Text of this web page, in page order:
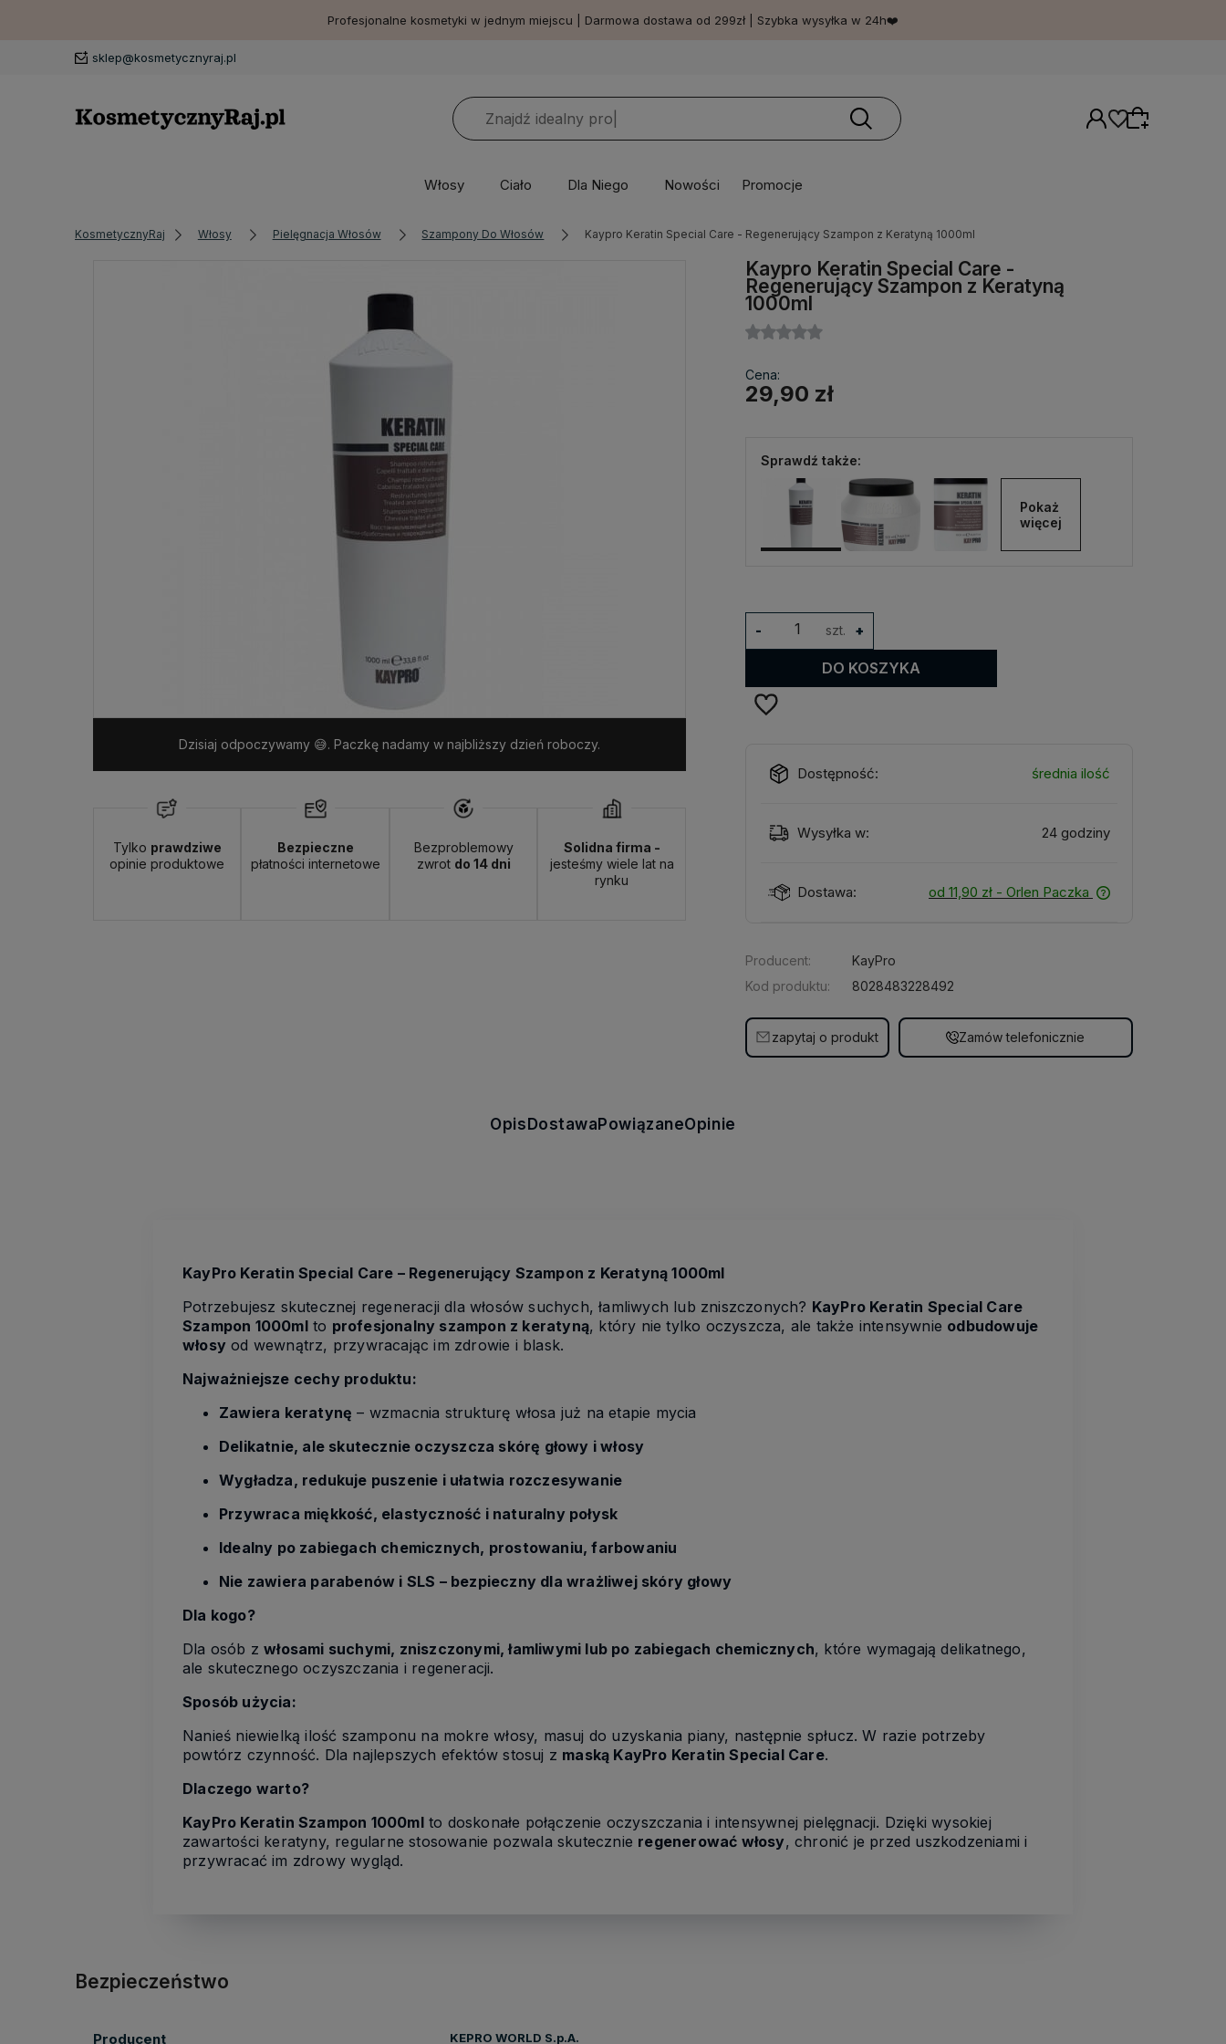
Profesjonalne kosmetyki w jednym miejscu | Darmowa dostawa od 299zł | Szybka wysyłka w 24h❤️
sklep@kosmetycznyraj.pl
Wybierz coś dla siebie z naszej aktualnej
oferty lub zaloguj się, aby przywrócić dodane
produkty do listy z poprzedniej sesji.
Włosy Ciało Dla Niego Nowości Promocje
KosmetycznyRaj Włosy Pielęgnacja Włosów Szampony Do Włosów Kaypro Keratin Special Care - Regenerujący Szampon z Keratyną 1000ml
Dzisiaj odpoczywamy 😅. Paczkę nadamy w najbliższy dzień roboczy.
Tylko prawdziwe
opinie produktowe
Bezpieczne
płatności internetowe
Bezproblemowy
zwrot do 14 dni
Solidna firma -
jesteśmy wiele lat na
rynku
Kaypro Keratin Special Care -
Regenerujący Szampon z Keratyną
1000ml
Cena:
29,90 zł
Sprawdź także:
Pokaż
więcej
szt. +
-
DO KOSZYKA
Dostępność: średnia ilość
Wysyłka w: 24 godziny
Dostawa: od 11,90 zł - Orlen Paczka
Producent:
KayPro
Kod produktu:
8028483228492
zapytaj o produkt Zamów telefonicznie
OpisDostawaPowiązaneOpinie
KayPro Keratin Special Care – Regenerujący Szampon z Keratyną 1000ml
Potrzebujesz skutecznej regeneracji dla włosów suchych, łamliwych lub zniszczonych? KayPro Keratin Special Care
Szampon 1000mlto profesjonalny szampon z keratyną, który nie tylko oczyszcza, ale także intensywnie odbudowuje
włosy od wewnątrz, przywracając im zdrowie i blask.
Najważniejsze cechy produktu:
Zawiera keratynę – wzmacnia strukturę włosa już na etapie mycia
Delikatnie, ale skutecznie oczyszcza skórę głowy i włosy
Wygładza, redukuje puszenie i ułatwia rozczesywanie
Przywraca miękkość, elastyczność i naturalny połysk
Idealny po zabiegach chemicznych, prostowaniu, farbowaniu
Nie zawiera parabenów i SLS – bezpieczny dla wrażliwej skóry głowy
Dla kogo?
Dla osób zwłosami suchymi, zniszczonymi, łamliwymi lub po zabiegach chemicznych, które wymagają delikatnego,
ale skutecznego oczyszczania i regeneracji.
Sposób użycia:
Nanieś niewielką ilość szamponu na mokre włosy, masuj do uzyskania piany, następnie spłucz. W razie potrzeby
powtórz czynność. Dla najlepszych efektów stosuj z maską KayPro Keratin Special Care.
Dlaczego warto?
KayPro Keratin Szampon 1000mlto doskonałe połączenie oczyszczania i intensywnej pielęgnacji. Dzięki wysokiej
zawartości keratyny, regularne stosowanie pozwala skutecznie regenerować włosy, chronić je przed uszkodzeniami i
przywracać im zdrowy wygląd.
Bezpieczeństwo
Producent
KEPRO WORLD S.p.A.